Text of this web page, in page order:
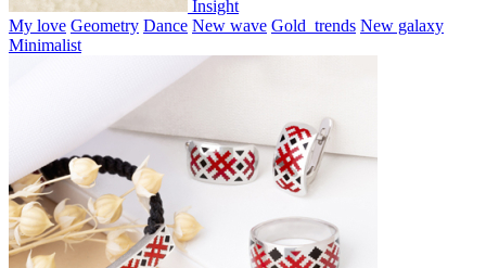
Insight
My love Geometry Dance New wave Gold_trends New galaxy
Minimalist